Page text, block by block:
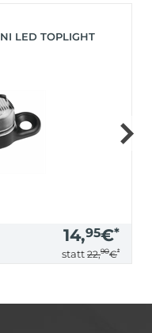
LED TOPLIGHT
14,95€*
statt 22,90€*